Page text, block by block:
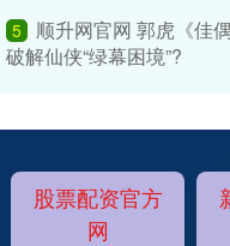
5
顺升网官网 郭虎《佳
破解仙侠“绿幕困境”?
股票配资官方
网